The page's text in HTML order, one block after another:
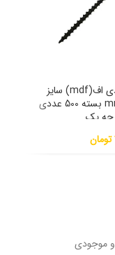
پیچ ام دی اف(mdf) سایز
40×4 mm بسته 500 عددی
یک
تومان
و موجودی